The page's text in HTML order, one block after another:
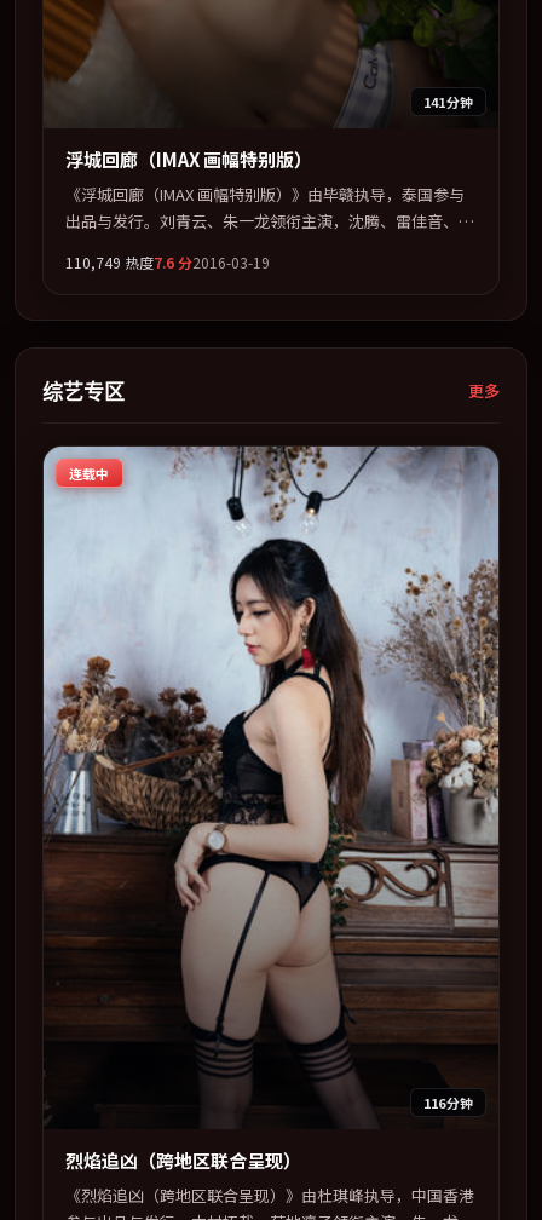
141分钟
浮城回廊（IMAX 画幅特别版）
《浮城回廊（IMAX 画幅特别版）》由毕赣执导，泰国参与
出品与发行。刘青云、朱一龙领衔主演，沈腾、雷佳音、张
拢。全片以「爱情」类型为骨架，在叙事、表演与视听上力
相，2016 年度话题片中口碑稳健，适合喜欢强情节与人物
弧光的观众完整观看。
110,749 热度7.6分2016-03-19
综艺专区 更多
连载中
116分钟
烈焰追凶（跨地区联合呈现）
《烈焰追凶（跨地区联合呈现）》由杜琪峰执导，中国香港